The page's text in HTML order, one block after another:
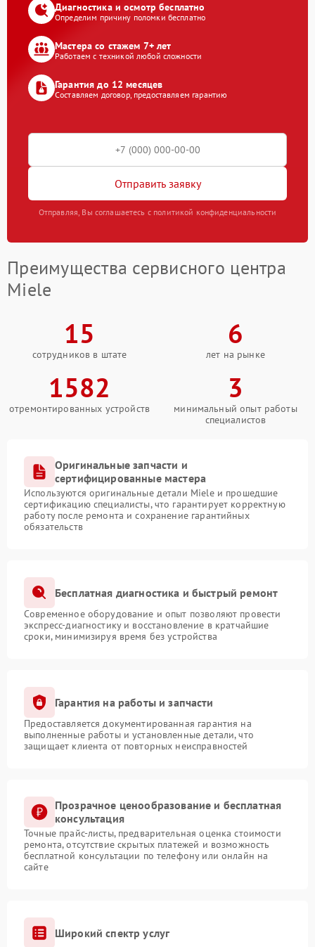
Диагностика и осмотр бесплатно
Определим причину поломки бесплатно
Мастера со стажем 7+ лет
Работаем с техникой любой сложности
Гарантия до 12 месяцев
Составляем договор, предоставляем гарантию
Отправить заявку
Отправляя, Вы соглашаетесь с политикой конфиденциальности
Преимущества сервисного центра
Miele
15
сотрудников в штате
6
лет на рынке
1582
отремонтированных устройств
3
минимальный опыт работы
специалистов
Оригинальные запчасти и
сертифицированные мастера
Используются оригинальные детали Miele и прошедшие
сертификацию специалисты, что гарантирует корректную
работу после ремонта и сохранение гарантийных
обязательств
Бесплатная диагностика и быстрый ремонт
Современное оборудование и опыт позволяют провести
экспресс-диагностику и восстановление в кратчайшие
сроки, минимизируя время без устройства
Гарантия на работы и запчасти
Предоставляется документированная гарантия на
выполненные работы и установленные детали, что
защищает клиента от повторных неисправностей
Прозрачное ценообразование и бесплатная
консультация
Точные прайс-листы, предварительная оценка стоимости
ремонта, отсутствие скрытых платежей и возможность
бесплатной консультации по телефону или онлайн на
сайте
Широкий спектр услуг